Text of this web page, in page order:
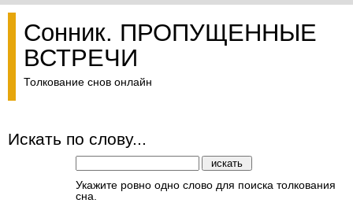
Сонник. ПРОПУЩЕННЫЕ
ВСТРЕЧИ
Толкование снов онлайн
Искать по слову...
Укажите ровно одно слово для поиска толкования
сна.